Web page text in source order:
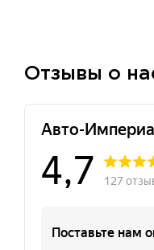
Отзывы о